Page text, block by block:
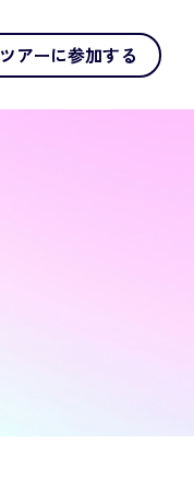
ツアーに参加する